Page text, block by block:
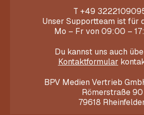
T +49
Unser Supportteam ist für
Mo – Fr von 09:00 –
Du kannst uns auch
Kontaktformular
BPV Medien Vertrieb
Römerstraße 90
79618